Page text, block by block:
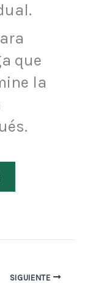
que
la
SIGUIENTE